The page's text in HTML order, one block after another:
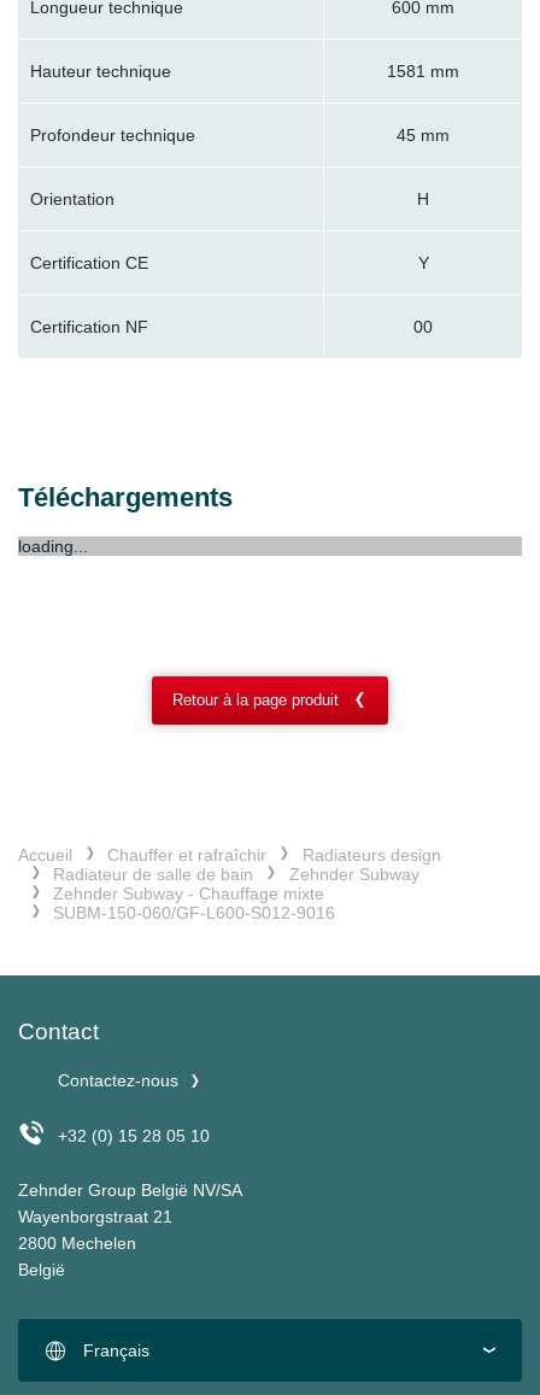
Longueur technique 600 mm
Hauteur technique 1581 mm
Profondeur technique 45 mm
Orientation H
Certification CE Y
Certification NF 00
Téléchargements
loading...
Retour à la page produit
Accueil Chauffer et rafraîchir
Radiateurs design
Radiateur de salle de bain
Zehnder Subway
Zehnder Subway - Chauffage mixte
SUBM-150-060/GF-L600-S012-9016
Contact
Contactez-nous
+32 (0) 15 28 05 10
Zehnder Group België NV/SA
Wayenborgstraat 21
2800 Mechelen
België
Français